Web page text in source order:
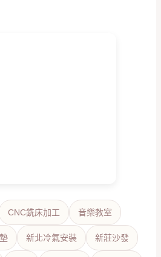
CNC銑床加工 音樂教室
新北冷氣安裝 新莊沙發